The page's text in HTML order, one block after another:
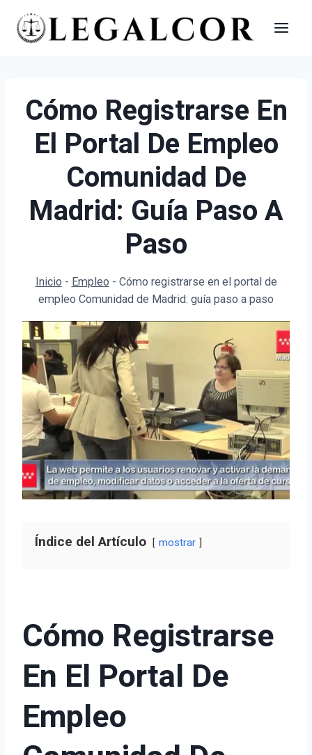
Saltar
Cómo Registrarse En
El Portal De Empleo
Comunidad De
Madrid: Guía Paso A
Paso
Inicio - Empleo - Cómo registrarse en el portal de
empleo Comunidad de Madrid: guía paso a paso
Índice del Artículo mostrar
Cómo Registrarse
En El Portal De
Empleo